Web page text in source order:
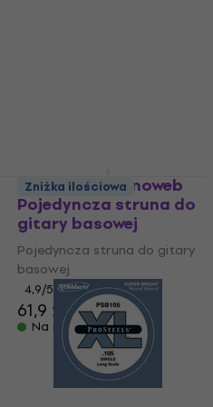
Elixir 15432 Nanoweb
Pojedyncza struna do
gitary basowej
Pojedyncza struna do gitary
basowej
4,9/5
61,9 zł
Na magazynie
Zniżka ilościowa